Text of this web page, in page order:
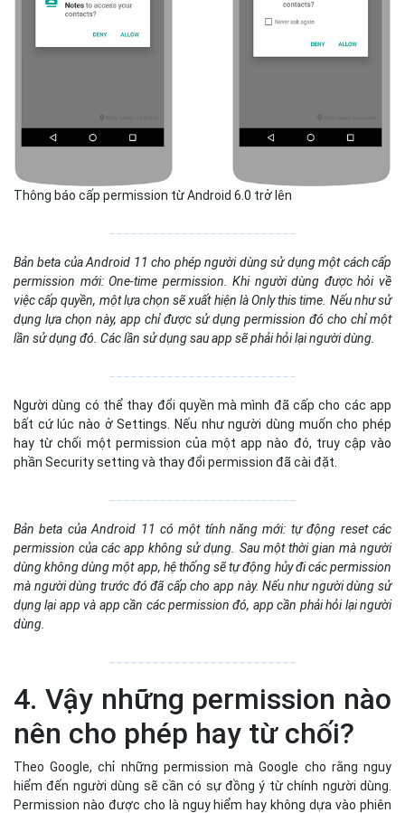
Thông báo cấp permission từ Android 6.0 trở lên
Bản beta của Android 11 cho phép người dùng sử dụng một cách cấp
permission mới: One-time permission. Khi người dùng được hỏi về
việc cấp quyền, một lựa chọn sẽ xuất hiện là Only this time. Nếu như sử
dụng lựa chọn này, app chỉ được sử dụng permission đó cho chỉ một
lần sử dụng đó. Các lần sử dụng sau app sẽ phải hỏi lại người dùng.
Người dùng có thể thay đổi quyền mà mình đã cấp cho các app
bất cứ lúc nào ở Settings. Nếu như người dùng muốn cho phép
hay từ chối một permission của một app nào đó, truy cập vào
phần Security setting và thay đổi permission đã cài đặt.
Bản beta của Android 11 có một tính năng mới: tự động reset các
permission của các app không sử dụng. Sau một thời gian mà người
dùng không dùng một app, hệ thống sẽ tự động hủy đi các permission
mà người dùng trước đó đã cấp cho app này. Nếu như người dùng sử
dụng lại app và app cần các permission đó, app cần phải hỏi lại người
dùng.
4. Vậy những permission nào
nên cho phép hay từ chối?
Theo Google, chỉ những permission mà Google cho rằng nguy
hiểm đến người dùng sẽ cần có sự đồng ý từ chính người dùng.
Permission nào được cho là nguy hiểm hay không dựa vào phiên